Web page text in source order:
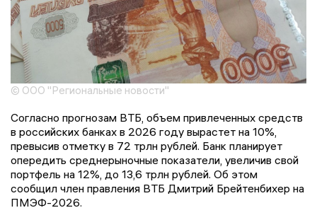
© ООО "Региональные новости"
Согласно прогнозам ВТБ, объем привлеченных средств
в российских банках в 2026 году вырастет на 10%,
превысив отметку в 72 трлн рублей. Банк планирует
опередить среднерыночные показатели, увеличив свой
портфель на 12%, до 13,6 трлн рублей. Об этом
сообщил член правления ВТБ Дмитрий Брейтенбихер на
ПМЭФ-2026.